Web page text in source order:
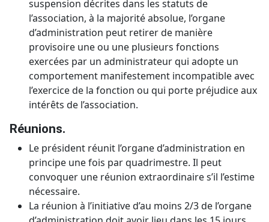
suspension décrites dans les statuts de
l’association, à la majorité absolue, l’organe
d’administration peut retirer de manière
provisoire une ou une plusieurs fonctions
exercées par un administrateur qui adopte un
comportement manifestement incompatible avec
l’exercice de la fonction ou qui porte préjudice aux
intérêts de l’association.
Réunions.
Le président réunit l’organe d’administration en
principe une fois par quadrimestre. Il peut
convoquer une réunion extraordinaire s’il l’estime
nécessaire.
La réunion à l’initiative d’au moins 2/3 de l’organe